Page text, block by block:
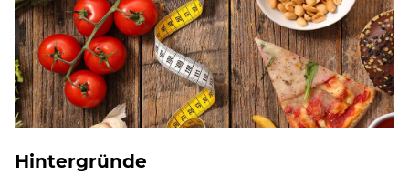
Hintergründe